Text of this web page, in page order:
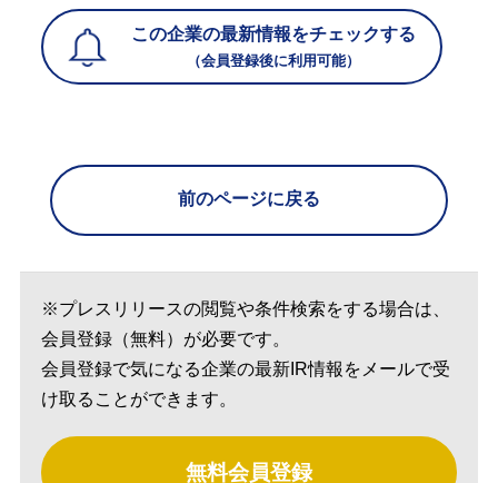
この企業の最新情報をチェックする
（会員登録後に利用可能）
前のページに戻る
※プレスリリースの閲覧や条件検索をする場合は、
会員登録（無料）が必要です。
会員登録で気になる企業の最新IR情報をメールで受
け取ることができます。
無料会員登録